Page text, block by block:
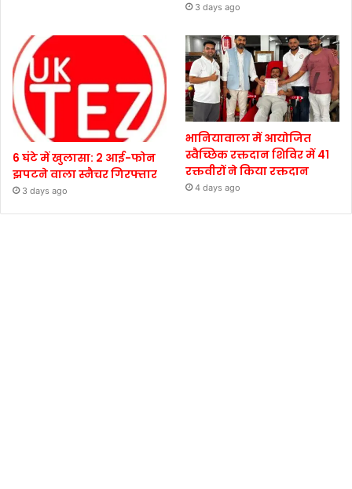
3 days ago
6 घंटे में खुलासा: 2 आई-फोन
झपटने वाला स्नैचर गिरफ्तार
3 days ago
भानियावाला में आयोजित
स्वैच्छिक रक्तदान शिविर में 41
रक्तवीरों ने किया रक्तदान
4 days ago